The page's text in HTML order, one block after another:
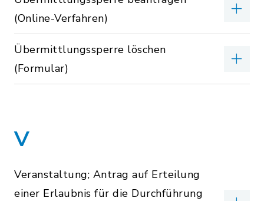
(Online-Verfahren)
Übermittlungssperre löschen
(Formular)
V
Veranstaltung; Antrag auf Erteilung
einer Erlaubnis für die Durchführung